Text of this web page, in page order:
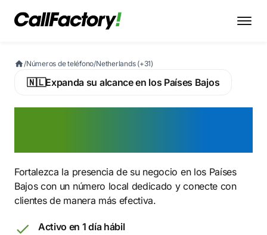
/Números de teléfono/Netherlands (+31)
🇳🇱Expanda su alcance en los Países Bajos
Fortalezca la presencia de su negocio en los Países
Bajos con un número local dedicado y conecte con
clientes de manera más efectiva.
Activo en 1 día hábil